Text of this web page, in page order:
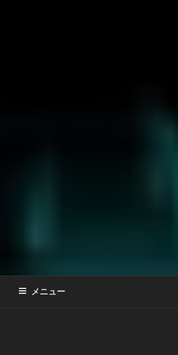
メニュー